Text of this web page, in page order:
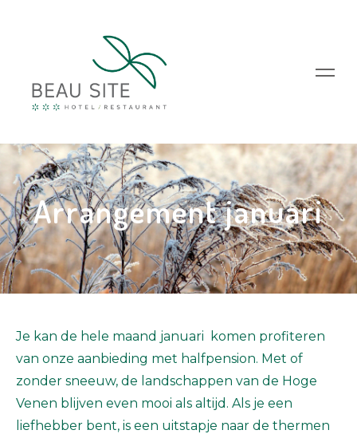
Arrangement januari
Je kan de hele maand januari komen profiteren
van onze aanbieding met halfpension. Met of
zonder sneeuw, de landschappen van de Hoge
Venen blijven even mooi als altijd. Als je een
liefhebber bent, is een uitstapje naar de thermen